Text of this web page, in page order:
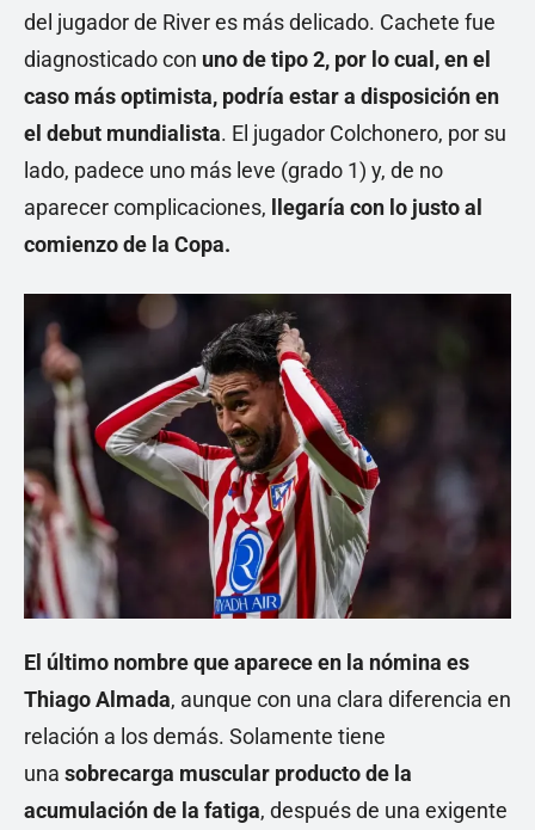
del jugador de River es más delicado. Cachete fue
diagnosticado con uno de tipo 2, por lo cual, en el
caso más optimista, podría estar a disposición en
el debut mundialista. El jugador Colchonero, por su
lado, padece uno más leve (grado 1) y, de no
aparecer complicaciones,
llegaría con lo justo al
comienzo de la Copa.
El último nombre que aparece en la nómina es
Thiago Almada, aunque con una clara diferencia en
relación a los demás. Solamente tiene
una sobrecarga muscular producto de la
acumulación de la fatiga, después de una exigente